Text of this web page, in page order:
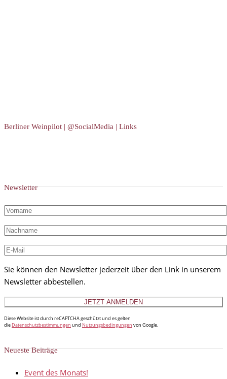
Berliner Weinpilot | @SocialMedia | Links
Newsletter
Sie können den Newsletter jederzeit über den Link in unserem
Newsletter abbestellen.
Diese Website ist durch reCAPTCHA geschützt und es gelten
die Datenschutzbestimmungen und Nutzungsbedingungen von Google.
Neueste Beiträge
Event des Monats!